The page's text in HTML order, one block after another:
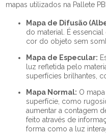
mapas utilizados na Pallete
Mapa de Difusão
do material. É
cor do objeto sem
Mapa de Especular:
luz refletida pelo
superfícies brilhantes,
Mapa Normal: O
superfície, como
aumentar a contagem
feito através de
forma como a luz